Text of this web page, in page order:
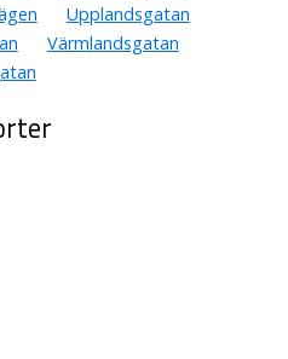
Upplandsgatan
Värmlandsgatan